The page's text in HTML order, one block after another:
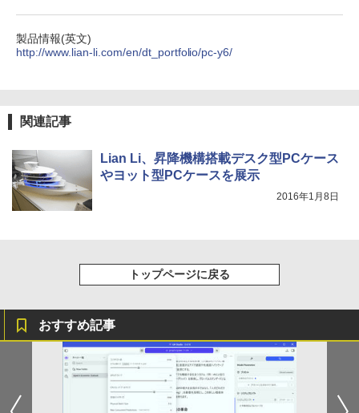
art Basic)
￥1,625
製品情報(英文)
http://www.lian-li.com/en/dt_portfolio/pc-y6/
関連記事
Lian Li、昇降機構搭載デスク型PCケース
やヨット型PCケースを展示
2016年1月8日
トップページに戻る
おすすめ記事